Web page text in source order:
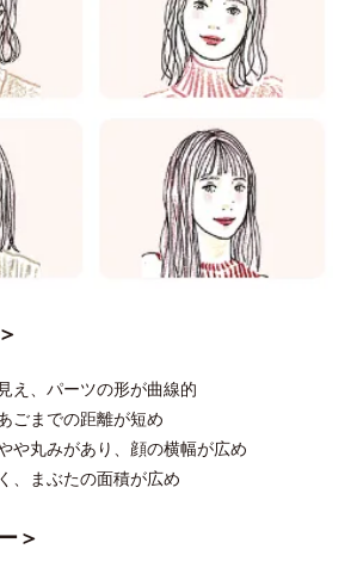
え、パーツの形が曲線的
ごまでの距離が短め
や丸みがあり、顔の横幅が広め
、まぶたの面積が広め
＞